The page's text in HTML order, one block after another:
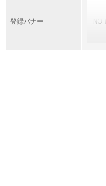
登録バナー